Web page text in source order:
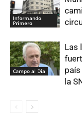
Informando
Primero
Campo al Día
Las
la